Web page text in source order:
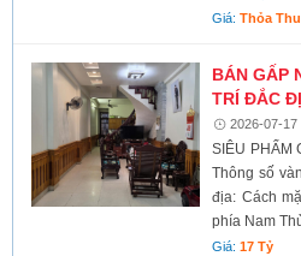
Giá:Thỏa
BÁN GẤP
TRÍ ĐẮC
2026-07-17
SIÊU PHẨM
Thông số
địa: Cách
phía Nam
Giá:17 Tỷ